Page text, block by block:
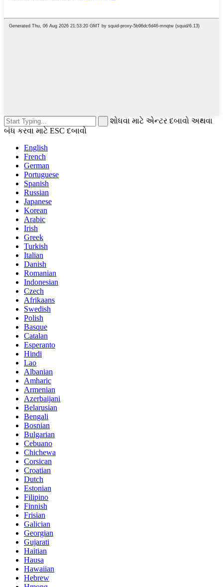
શોધવા માટે એન્ટર દબાવો અથવા
બંધ કરવા માટે ESC દબાવો
English
French
German
Portuguese
Spanish
Russian
Japanese
Korean
Arabic
Irish
Greek
Turkish
Italian
Danish
Romanian
Indonesian
Czech
Afrikaans
Swedish
Polish
Basque
Catalan
Esperanto
Hindi
Lao
Albanian
Amharic
Armenian
Azerbaijani
Belarusian
Bengali
Bosnian
Bulgarian
Cebuano
Chichewa
Corsican
Croatian
Dutch
Estonian
Filipino
Finnish
Frisian
Galician
Georgian
Gujarati
Haitian
Hausa
Hawaiian
Hebrew